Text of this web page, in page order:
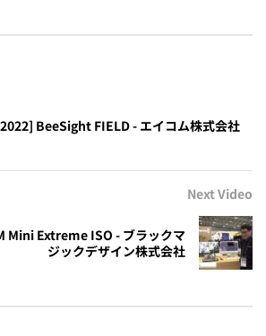
BeeSight FIELD - エイコム株式会社
Next Video
Mini Extreme ISO - ブラックマ
ジックデザイン株式会社